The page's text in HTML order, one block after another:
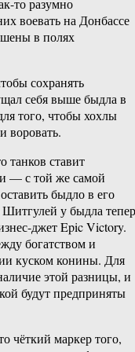
то разумно
воевать на Донбассе
в полях
сохранять
себя выше быдла в
того, чтобы хохлы
воровать.
танков ставит
— с той же самой
быдло в его
у быдла
джет Epic Victory.
богатством и
куском конины. Для
этой разницы, и
будут предприняты
чёткий маркер того,